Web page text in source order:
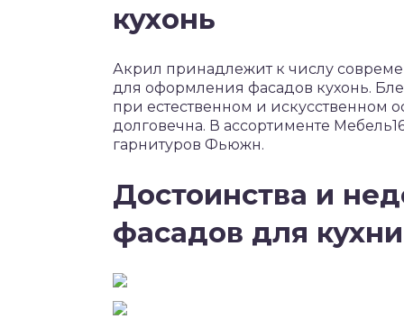
кухонь
Акрил принадлежит к числу
для оформления фасадов кухонь.
при естественном и искусственном
долговечна. В ассортименте
гарнитуров Фьюжн.
Достоинства и
фасадов для кухни